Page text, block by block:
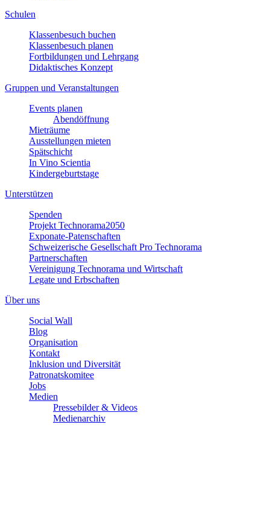
Schulen
Klassenbesuch buchen
Klassenbesuch planen
Fortbildungen und Lehrgang
Didaktisches Konzept
Gruppen und Veranstaltungen
Events planen
Abendöffnung
Mieträume
Ausstellungen mieten
Spätschicht
In Vino Scientia
Kindergeburtstage
Unterstützen
Spenden
Projekt Technorama2050
Exponate-Patenschaften
Schweizerische Gesellschaft Pro Technorama
Partnerschaften
Vereinigung Technorama und Wirtschaft
Legate und Erbschaften
Über uns
Social Wall
Blog
Organisation
Kontakt
Inklusion und Diversität
Patronatskomitee
Jobs
Medien
Pressebilder & Videos
Medienarchiv